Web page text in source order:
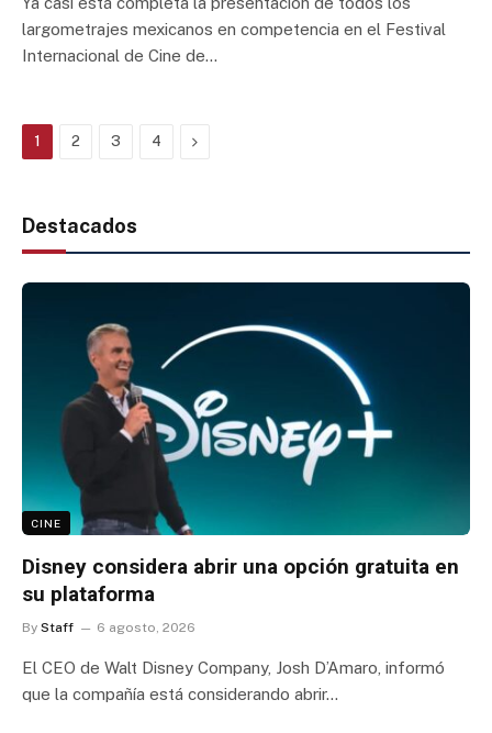
largometrajes mexicanos en competencia en el Festival
Internacional de Cine de…
1 2 3 4 Next
Destacados
CINE
Disney considera abrir una opción gratuita en
su plataforma
By Staff 6 agosto, 2026
El CEO de Walt Disney Company, Josh D’Amaro, informó
que la compañía está considerando abrir…